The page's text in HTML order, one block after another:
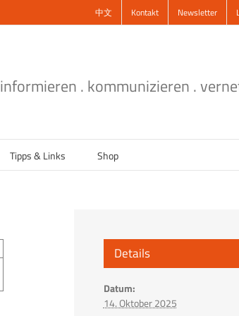
中文 Kontakt Newsletter
informieren . kommunizieren .
Tipps & Links Shop
Details
Datum:
14. Oktober 2025